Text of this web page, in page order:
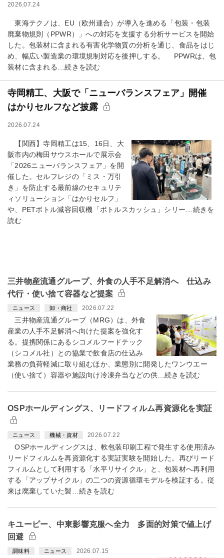
2026.07.24
東海テクノは、EU（欧州連合）が導入を進める「包装・包装
廃棄物規則（PPWR）」への対応を支援する分析サービスを開始
した。包装材に含まれる有害化学物質の分析を通じ、食品をはじ
め、幅広い製造業の環境規制対応を後押しする。 PPWRは、包
装材に含まれる…続きを読む
寺岡精工、大阪で「ニューバランスフェア」開催
はかりセルフなど披露
2026.07.24
【関西】寺岡精工は15、16日、大
阪市内の梅田サウスホールで展示会
「2026ニューバランスフェア」を開
催した。セルフレジの「ミス・万引
き」を防止する最前線のセキュリテ
ィソリューション「はかりセルフ」
や、PETボトル減容回収機「ボトルスカッシュ」シリー…続きを
読む
三井物産流通グループ、外食の人手不足解消へ 仕込み
代行・使い捨て容器など提案
ニュース 卸・商社 2026.07.22
三井物産流通グループ（MRG）は、外食
産業の人手不足解消へ向けた提案を強化す
る。提携関係にあるシコメルフードテック
（シコメル社）との協業で飲食店の仕込み
業務の負荷軽減に取り組むほか、業態別に開発したワンウエー
（使い捨て）容器や施設向け冷凍弁当などの供…続きを読む
OSPホールディングス、リードフィルム再資源化を実証
ニュース 機械・資材 2026.07.22
OSPホールディングスは、軟包装印刷工程で発生する使用済み
リードフィルムを再資源化する実証実験を開始した。再びリード
フィルムとして利用する「水平リサイクル」と、包装材へ再利用
する「アップサイクル」の二つの資源循環モデルを検証する。従
来は廃棄していた製…続きを読む
キユーピー、中東影響克服へ全力 多面的対策で値上げ
回避
調味料 ニュース 2026.07.15